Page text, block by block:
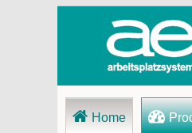
überspringen
Home